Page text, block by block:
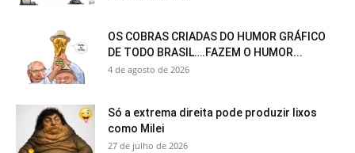
OS COBRAS CRIADAS DO HUMOR GRÁFICO
DE TODO BRASIL….FAZEM O HUMOR...
4 de agosto de 2026
Só a extrema direita pode produzir lixos
como Milei
27 de julho de 2026